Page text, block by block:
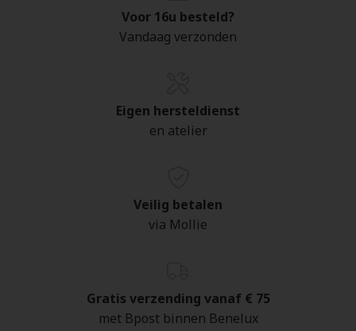
Voor 16u besteld?
Vandaag verzonden
Eigen hersteldienst
en atelier
Veilig betalen
via Mollie
Gratis verzending vanaf € 75
met Bpost binnen Benelux